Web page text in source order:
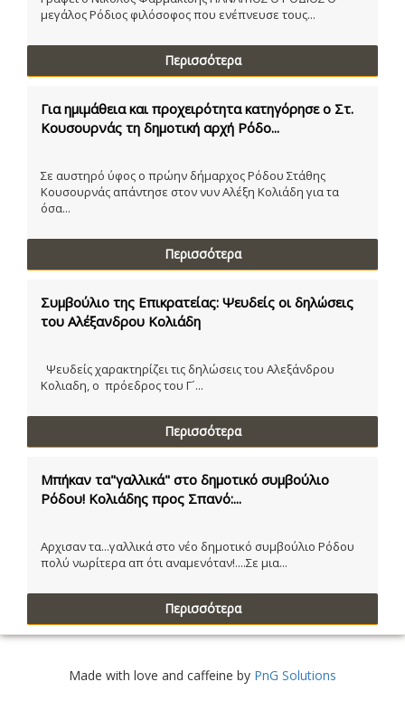
μεγάλος Ρόδιος φιλόσοφος που ενέπνευσε τους...
Περισσότερα
Για ημιμάθεια και προχειρότητα κατηγόρησε ο Στ.
Κουσουρνάς τη δημοτική αρχή Ρόδο...
Σε αυστηρό ύφος ο πρώην δήμαρχος Ρόδου Στάθης
Κουσουρνάς απάντησε στον νυν Αλέξη Κολιάδη για τα
όσα...
Περισσότερα
Συμβούλιο της Επικρατείας: Ψευδείς οι δηλώσεις
του Αλέξανδρου Κολιάδη
Ψευδείς χαρακτηρίζει τις δηλώσεις του Αλεξάνδρου
Κολιαδη, ο πρόεδρος του Γ´...
Περισσότερα
Μπήκαν τα"γαλλικά" στο δημοτικό συμβούλιο
Ρόδου! Κολιάδης προς Σπανό:...
Αρχισαν τα...γαλλικά στο νέο δημοτικό συμβούλιο Ρόδου
πολύ νωρίτερα απ ότι αναμενόταν!....Σε μια...
Περισσότερα
Made with love and caffeine by PnG Solutions